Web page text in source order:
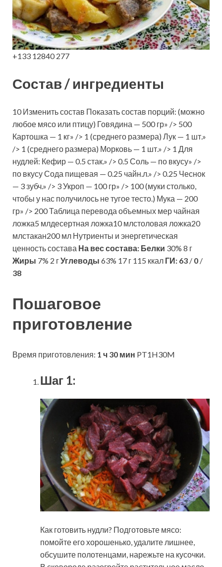
+133 12840 277
Состав / ингредиенты
10 Изменить состав Показать состав порций: (можно
любое мясо или птицу) Говядина — 500 гр» /> 500
Картошка — 1 кг» /> 1 (среднего размера) Лук — 1 шт.»
/> 1 (среднего размера) Морковь — 1 шт.» /> 1 Для
нудлей: Кефир — 0.5 стак.» /> 0.5 Соль — по вкусу» />
по вкусу Сода пищевая — 0.25 чайн.л.» /> 0.25 Чеснок
— 3 зубч.» /> 3 Укроп — 100 гр» /> 100 (муки столько,
чтобы у нас получилось не тугое тесто.) Мука — 200
гр» /> 200 Таблица перевода объемных мер чайная
ложка5 млдесертная ложка10 млстоловая ложка20
млстакан200 мл Нутриенты и энергетическая
ценность состава На вес состава: Белки 30% 8 г
Жиры 7% 2 гУглеводы 63% 17 г 115 ккал ГИ: 63 / 0 /
38
Пошаговое
приготовление
Время приготовления: 1 ч 30 мин PT1H30M
Шаг 1:
Как готовить нудли? Подготовьте мясо:
помойте его хорошенько, удалите лишнее,
обсушите полотенцами, нарежьте на кусочки.